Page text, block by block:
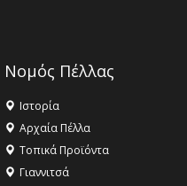
Νομός Πέλλας
Ιστορία
Αρχαία Πέλλα
Τοπικά Προϊόντα
Γιαννιτσά